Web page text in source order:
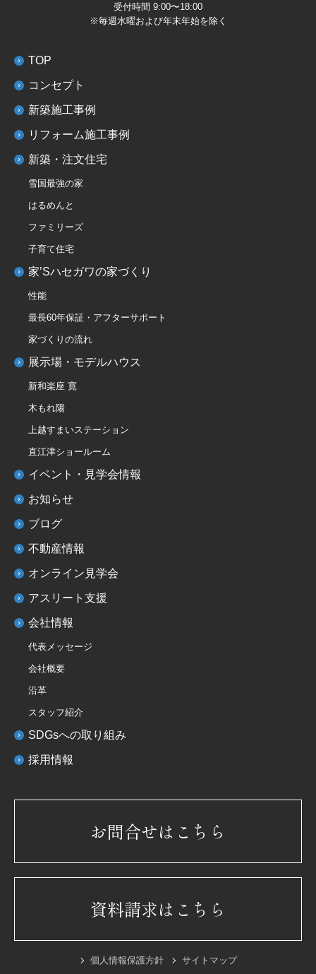
受付時間 9:00〜18:00
※毎週水曜および年末年始を除く
TOP
コンセプト
新築施工事例
リフォーム施工事例
新築・注文住宅
雪国最強の家
はるめんと
ファミリーズ
子育て住宅
家’Sハセガワの家づくり
性能
最長60年保証・アフターサポート
家づくりの流れ
展示場・モデルハウス
新和楽座 寛
木もれ陽
上越すまいステーション
直江津ショールーム
イベント・見学会情報
お知らせ
ブログ
不動産情報
オンライン見学会
アスリート支援
会社情報
代表メッセージ
会社概要
沿革
スタッフ紹介
SDGsへの取り組み
採用情報
お問合せはこちら
資料請求はこちら
個人情報保護方針 サイトマップ